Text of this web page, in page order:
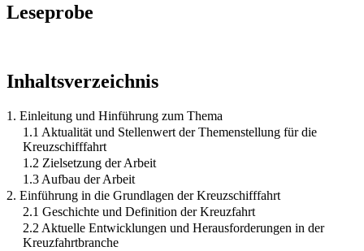
Leseprobe
Inhaltsverzeichnis
1. Einleitung und Hinführung zum Thema
1.1 Aktualität und Stellenwert der Themenstellung für die
Kreuzschifffahrt
1.2 Zielsetzung der Arbeit
1.3 Aufbau der Arbeit
2. Einführung in die Grundlagen der Kreuzschifffahrt
2.1 Geschichte und Definition der Kreuzfahrt
2.2 Aktuelle Entwicklungen und Herausforderungen in der
Kreuzfahrtbranche